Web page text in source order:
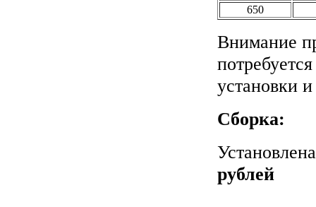
650
Внимание
установки
Сборка:
рублей